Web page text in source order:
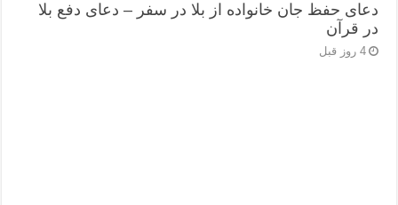
دعای حفظ جان خانواده از بلا در سفر – دعای دفع بلا
در قرآن
4 روز قبل